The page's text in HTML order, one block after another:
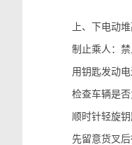
上、下电动
制止乘人：禁止
用钥匙发动电
检查车辆是否
顺时针轻旋钥
先留意货叉后